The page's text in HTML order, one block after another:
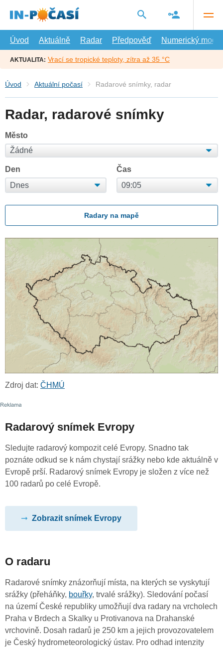
hlavní
Úvod
Aktuálně Radar Předpověď Numerický model
AKTUALITA: Vrací se tropické teploty, zítra až 35 °C
Úvod Aktuální počasí Radarové snímky, radar
Radar, radarové snímky
Město
Den Čas
Radary na mapě
Zdroj dat: ČHMÚ
Radarový snímek Evropy
Sledujte radarový kompozit celé Evropy. Snadno tak
poznáte odkud se k nám chystají srážky nebo kde aktuálně v
Evropě prší. Radarový snímek Evropy je složen z více než
100 radarů po celé Evropě.
Zobrazit snímek Evropy
O radaru
Radarové snímky znázorňují místa, na kterých se vyskytují
srážky (přeháňky, bouřky, trvalé srážky). Sledování počasí
na území České republiky umožňují dva radary na vrcholech
Praha v Brdech a Skalky u Protivanova na Drahanské
vrchovině. Dosah radarů je 250 km a jejich provozovatelem
je Český hydrometeorologický ústav. Pro odhad intenzity